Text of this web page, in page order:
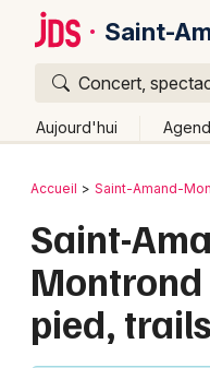
Concert,
Aujourd'hui
Publier un
Grands événements
Bordeaux
Colmar
Lille
Retour
Accueil Saint-Amand-
Saint-
Montrond
pied,
Quoi ?
Où ?
Partout
Près de moi
Quand ?
Aujourd'hui
Demain